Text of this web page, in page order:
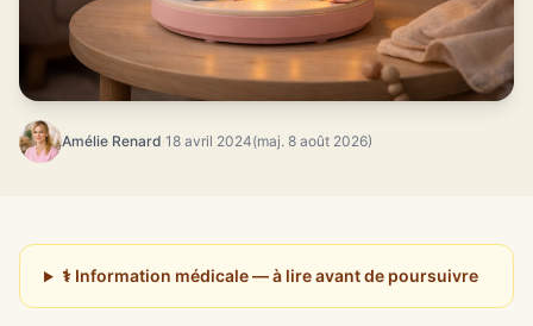
Amélie Renard·18 avril 2024(maj. 8 août 2026)
⚕️ Information médicale — à lire avant de poursuivre